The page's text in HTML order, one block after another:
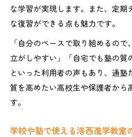
な学習が実現します。また、定期
な復習ができる点も魅力です。
「自分のペースで取り組めるの
立がしやすい」「自宅でも塾の質
といった利用者の声もあり、通塾
質を高めたい高校生や保護者から
す。
学校や塾で使える洛西進学教室